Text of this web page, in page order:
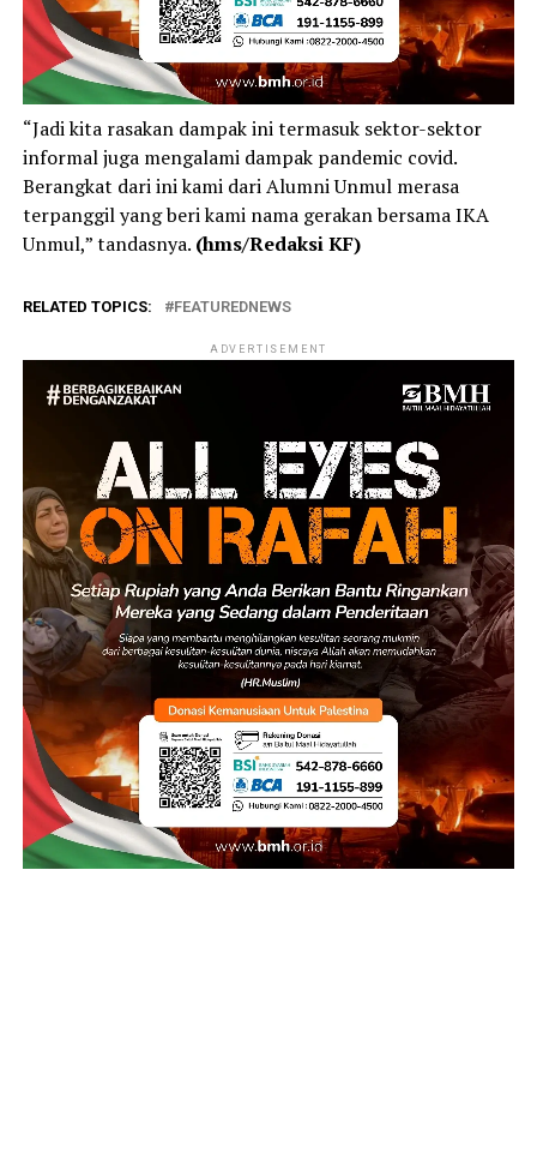
“Jadi kita rasakan dampak ini termasuk sektor-sektor
informal juga mengalami dampak pandemic covid.
Berangkat dari ini kami dari Alumni Unmul merasa
terpanggil yang beri kami nama gerakan bersama IKA
Unmul,” tandasnya. (hms/Redaksi KF)
RELATED TOPICS: FEATUREDNEWS
ADVERTISEMENT